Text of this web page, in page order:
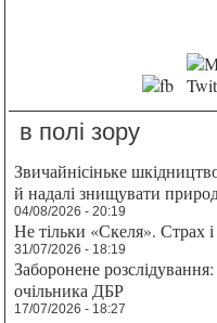
в полі зору
Звичайнісіньке
й надалі знищувати
04/08/2026 - 20:19
Не тільки «Скеля».
31/07/2026 - 18:19
Заборонене
очільника ДБР
17/07/2026 - 18:27